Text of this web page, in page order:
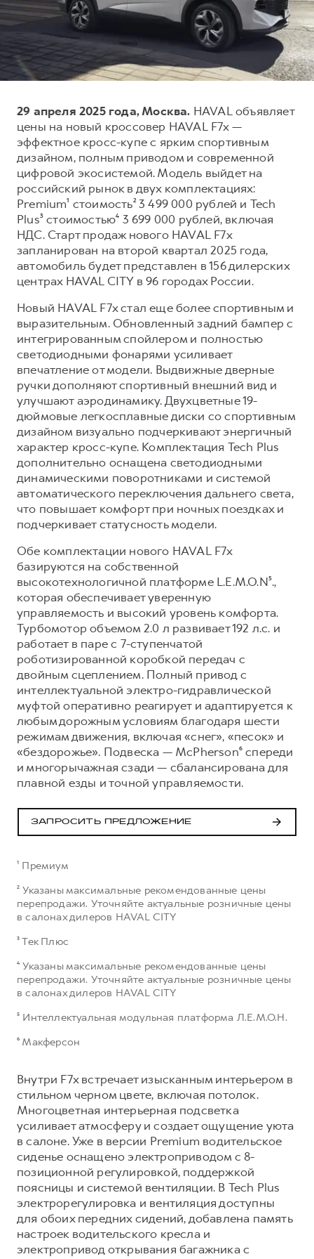
DARGO
от 3 199 000 ₽ от 3 499 000 ₽
от 2 899 000 ₽
F7X
POER
Тест-драйв
Трейд-ин
Кредитный калькулятор
Страхование
Кредит
КОРПОРАТИВНЫМ КЛИЕНТАМ
Для малого бизнеса
Корпоративным клиентам
Крупным корпоративным клиентам
Сервис для корпоративных клиентов
HAVAL Лизинг
АКСЕССУАРЫ HAVAL
Автомобильные аксессуары
Коллекция CITY
Коллекция Базовая
Коллекция Детская
СЕРВИСНОЕ ОБСЛУЖИВАНИЕ
Нулевое ТО
Программа «Помощь на дороге»
Электронный ПТС
ПОДДЕРЖКА
GWM Безопасность
Гарантия HAVAL
Мобильное приложение GWM
Программа «HAVAL Защита+»
Руководства по эксплуатации
АКСЕССУАРЫ HAVAL
Автомобильные аксессуары
Коллекция CITY
Коллекция Базовая
Коллекция Детская
О дилере
Наша команда
Контакты
29 апреля 2025 года, Москва. HAVAL объявляет
цены на новый кроссовер HAVAL F7x —
эффектное кросс-купе с ярким спортивным
дизайном, полным приводом и современной
цифровой экосистемой. Модель выйдет на
российский рынок в двух комплектациях:
Premium¹ стоимость² 3 499 000 рублей и Tech
Plus³ стоимостью⁴ 3 699 000 рублей, включая
НДС. Старт продаж нового HAVAL F7x
запланирован на второй квартал 2025 года,
автомобиль будет представлен в 156 дилерских
центрах HAVAL CITY в 96 городах России.
Новый HAVAL F7x стал еще более спортивным и
выразительным. Обновленный задний бампер с
интегрированным спойлером и полностью
светодиодными фонарями усиливает
впечатление от модели. Выдвижные дверные
ручки дополняют спортивный внешний вид и
улучшают аэродинамику. Двухцветные 19-
дюймовые легкосплавные диски со спортивным
дизайном визуально подчеркивают энергичный
характер кросс-купе. Комплектация Tech Plus
дополнительно оснащена светодиодными
динамическими поворотниками и системой
автоматического переключения дальнего света,
что повышает комфорт при ночных поездках и
подчеркивает статусность модели.
Обе комплектации нового HAVAL F7x
базируются на собственной
высокотехнологичной платформе L.E.M.O.N⁵.,
которая обеспечивает уверенную
управляемость и высокий уровень комфорта.
Турбомотор объемом 2.0 л развивает 192 л.с. и
работает в паре с 7-ступенчатой
роботизированной коробкой передач с
двойным сцеплением. Полный привод с
интеллектуальной электро-гидравлической
муфтой оперативно реагирует и адаптируется к
любым дорожным условиям благодаря шести
режимам движения, включая «снег», «песок» и
«бездорожье». Подвеска — McPherson⁶ спереди
и многорычажная сзади — сбалансирована для
плавной езды и точной управляемости.
ЗАПРОСИТЬ ПРЕДЛОЖЕНИЕ
¹ Премиум
² Указаны максимальные рекомендованные цены
перепродажи. Уточняйте актуальные розничные цены
в салонах дилеров HAVAL CITY
³ Тек Плюс
⁴ Указаны максимальные рекомендованные цены
перепродажи. Уточняйте актуальные розничные цены
в салонах дилеров HAVAL CITY
⁵ Интеллектуальная модульная платформа Л.Е.М.О.Н.
⁶ Макферсон
Внутри F7x встречает изысканным интерьером в
стильном черном цвете, включая потолок.
Многоцветная интерьерная подсветка
усиливает атмосферу и создает ощущение уюта
в салоне. Уже в версии Premium водительское
сиденье оснащено электроприводом с 8-
позиционной регулировкой, поддержкой
поясницы и системой вентиляции. В Tech Plus
электрорегулировка и вентиляция доступны
для обоих передних сидений, добавлена память
настроек водительского кресла и
электропривод открывания багажника с